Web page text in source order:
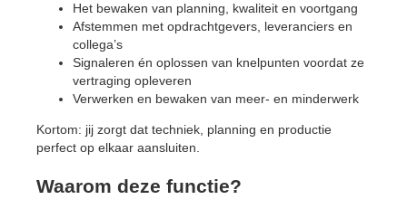
Het bewaken van planning, kwaliteit en voortgang
Afstemmen met opdrachtgevers, leveranciers en
collega’s
Signaleren én oplossen van knelpunten voordat ze
vertraging opleveren
Verwerken en bewaken van meer- en minderwerk
Kortom: jij zorgt dat techniek, planning en productie
perfect op elkaar aansluiten.
Waarom deze functie?